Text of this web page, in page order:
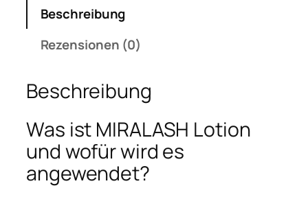
Beschreibung
Rezensionen (0)
Beschreibung
Was ist MIRALASH Lotion
und wofür wird es
angewendet?